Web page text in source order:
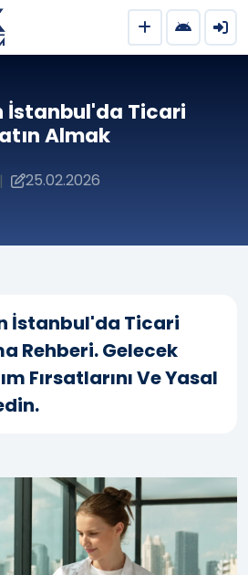
İstanbul'da Ticari
Almak
| 25.02.2026
İstanbul'da Ticari
Rehberi. Gelecek
Fırsatlarını Ve Yasal